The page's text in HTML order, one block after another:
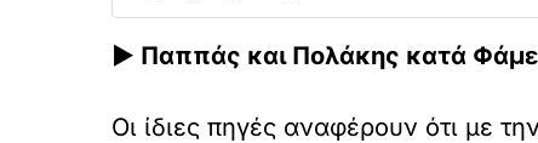
► Παππάς και Πολάκης κατά
Οι ίδιες πηγές αναφέρουν ότι με